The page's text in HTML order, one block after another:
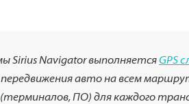
Sirius Navigator выполняетсяGPS
авто на всем
(терминалов, ПО) для каждого